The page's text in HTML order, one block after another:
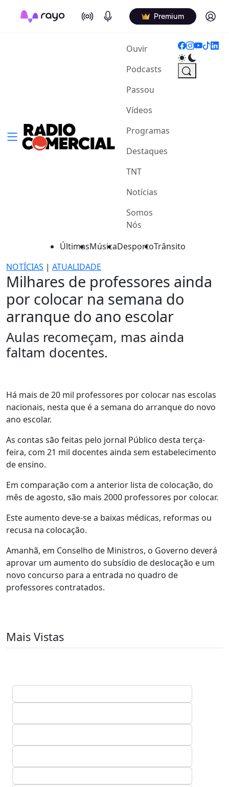
On Air Podcasts Premium Log in
Ouvir(current)
Podcasts
Passou
Vídeos
Programas
Destaques
TNT
Notícias
Somos
Nós
ÚltimasMúsicaDesportoTrânsito
NOTÍCIAS | ATUALIDADE
Milhares de professores ainda
por colocar na semana do
arranque do ano escolar
Aulas recomeçam, mas ainda
faltam docentes.
Há mais de 20 mil professores por colocar nas escolas
nacionais, nesta que é a semana do arranque do novo
ano escolar.
As contas são feitas pelo jornal Público desta terça-
feira, com 21 mil docentes ainda sem estabelecimento
de ensino.
Em comparação com a anterior lista de colocação, do
mês de agosto, são mais 2000 professores por colocar.
Este aumento deve-se a baixas médicas, reformas ou
recusa na colocação.
Amanhã, em Conselho de Ministros, o Governo deverá
aprovar um aumento do subsídio de deslocação e um
novo concurso para a entrada no quadro de
professores contratados.
Mais Vistas